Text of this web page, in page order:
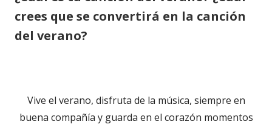
crees que se convertirá en la canción
del verano?
Vive el verano, disfruta de la música, siempre en
buena compañía y guarda en el corazón momentos